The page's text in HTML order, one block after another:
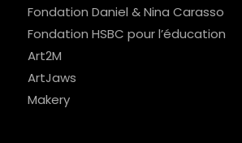
Fondation Daniel & Nina Carasso
Fondation HSBC pour l’éducation
Art2M
ArtJaws
Makery